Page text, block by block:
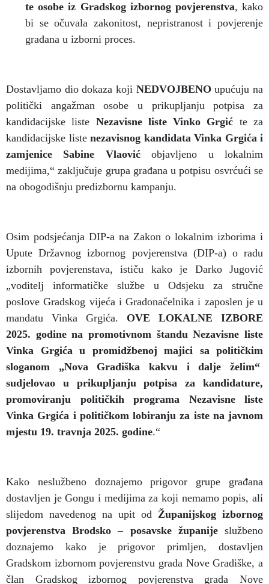
te osobe iz Gradskog izbornog povjerenstva, kako
bi se očuvala zakonitost, nepristranost i povjerenje
građana u izborni proces.
Dostavljamo dio dokaza koji NEDVOJBENO upućuju na
politički angažman osobe u prikupljanju potpisa za
kandidacijske liste Nezavisne liste Vinko Grgić te za
kandidacijske liste nezavisnog kandidata Vinka Grgića i
zamjenice Sabine Vlaovićobjavljeno u lokalnim
medijima,“ zaključuje grupa građana u potpisu osvrćući se
na obogodišnju predizbornu kampanju.
Osim podsjećanja DIP-a na Zakon o lokalnim izborima i
Upute Državnog izbornog povjerenstva (DIP-a) o radu
izbornih povjerenstava, ističu kako je Darko Jugović
„voditelj informatičke službe u Odsjeku za stručne
poslove Gradskog vijeća i Gradonačelnika i zaposlen je u
mandatu Vinka Grgića. OVE LOKALNE IZBORE
2025. godine na promotivnom štandu Nezavisne liste
Vinka Grgića u promidžbenoj majici sa političkim
sloganom „Nova Gradiška kakvu i dalje želim“
sudjelovao u prikupljanju potpisa za kandidature,
promoviranju političkih programa Nezavisne liste
Vinka Grgića i političkom lobiranju za iste na javnom
mjestu 19. travnja 2025. godine.“
Kako neslužbeno doznajemo prigovor grupe građana
dostavljen je Gongu i medijima za koji nemamo popis, ali
slijedom navedenog na upit od Županijskog izbornog
povjerenstva Brodsko – posavske županijeslužbeno
doznajemo kako je prigovor primljen, dostavljen
Gradskom izbornom povjerenstvu grada Nove Gradiške, a
član Gradskog izbornog povjerenstva grada Nove